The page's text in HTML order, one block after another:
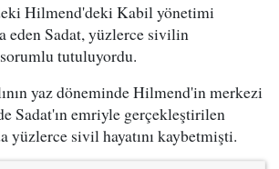
Hilmend'deki Kabil yönetimi
Sadat, yüzlerce sivilin
tutuluyordu.
yaz döneminde Hilmend'in merkezi
Sadat'ın emriyle gerçekleştirilen
yüzlerce sivil hayatını kaybetmişti.